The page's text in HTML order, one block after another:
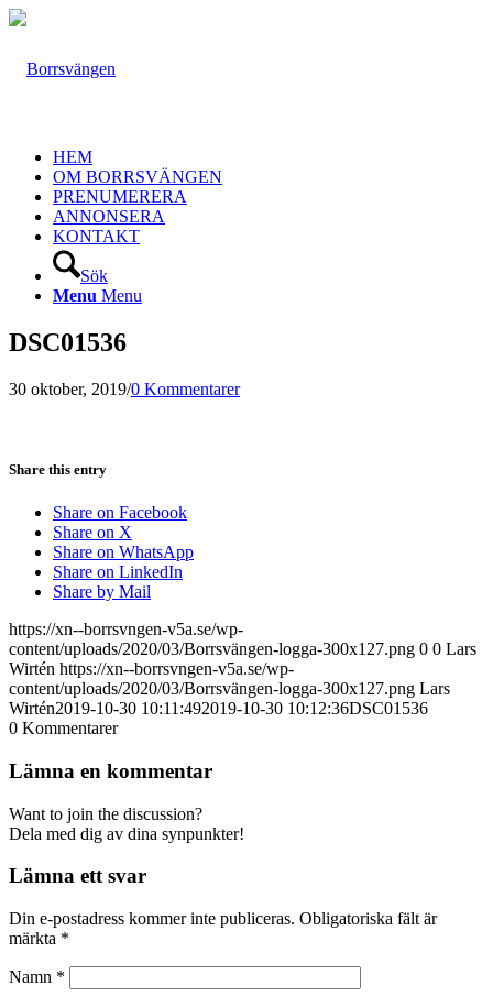
HEM
OM BORRSVÄNGEN
PRENUMERERA
ANNONSERA
KONTAKT
Sök
Menu Menu
DSC01536
30 oktober, 2019/0 Kommentarer
Share this entry
Share on Facebook
Share on X
Share on WhatsApp
Share on LinkedIn
Share by Mail
https://xn--borrsvngen-v5a.se/wp-
content/uploads/2020/03/Borrsvängen-logga-300x127.png 0 0 Lars
Wirtén https://xn--borrsvngen-v5a.se/wp-
content/uploads/2020/03/Borrsvängen-logga-300x127.png Lars
Wirtén2019-10-30 10:11:492019-10-30 10:12:36DSC01536
0 Kommentarer
Lämna en kommentar
Want to join the discussion?
Dela med dig av dina synpunkter!
Lämna ett svar
Din e-postadress kommer inte publiceras. Obligatoriska fält är
märkta *
Namn *